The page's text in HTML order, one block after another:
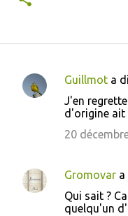
C
e
n
Guillmot a
J'en
d'origine ait
20
Gromovar
Qui sait ?
quelqu'un